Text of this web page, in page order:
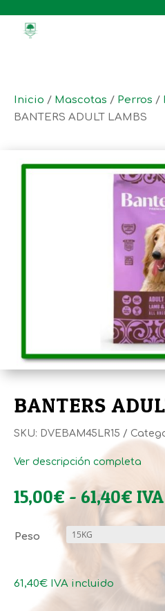
Inicio / Mascotas / Perros /
BANTERS ADULT LAMBS
BANTERS
SKU: DVEBAM45LR15
Ver descripción completa
15,00€ - 61,40€
Peso
61,40€ IVA incluido